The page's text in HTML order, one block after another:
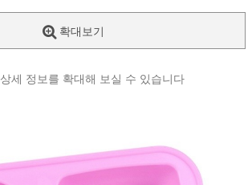
확대보기
상세 정보를 확대해 보실 수 있습니다